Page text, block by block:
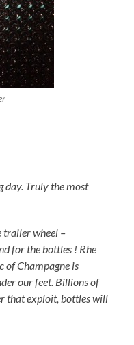
day. Truly the most
trailer wheel –
for the bottles ! Rhe
of Champagne is
our feet. Billions of
that exploit, bottles will